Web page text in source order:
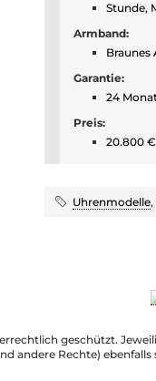
Stunde,
Armband:
Garantie:
24
Preis:
20.800 €
Uhrenmodelle,
geschützt.
andere Rechte) ebenfalls